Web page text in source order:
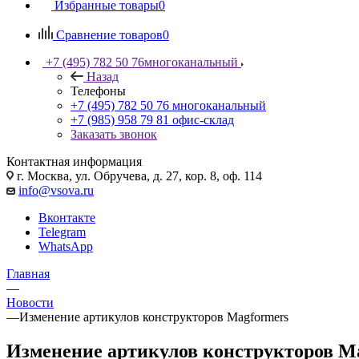
Избранные товары0
Сравнение товаров0
+7 (495) 782 50 76многоканальный
Назад
Телефоны
+7 (495) 782 50 76 многоканальный
+7 (985) 958 79 81 офис-склад
Заказать звонок
Контактная информация
г. Москва, ул. Обручева, д. 27, кор. 8, оф. 114
info@vsova.ru
Вконтакте
Telegram
WhatsApp
Главная
—
Новости
—Изменение артикулов конструкторов Magformers
Изменение артикулов конструкторов